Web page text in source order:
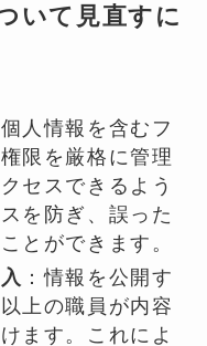
いて見直すに
個人情報を含むフ
限を厳格に管理
セスできるよう
を防ぎ、誤った
とができます。
：情報を公開す
上の職員が内容
ます。これによ